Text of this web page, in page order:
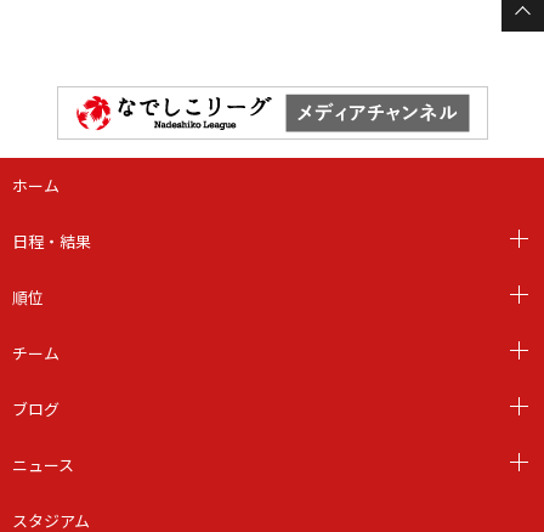
ホーム
日程・結果
順位
チーム
ブログ
ニュース
スタジアム